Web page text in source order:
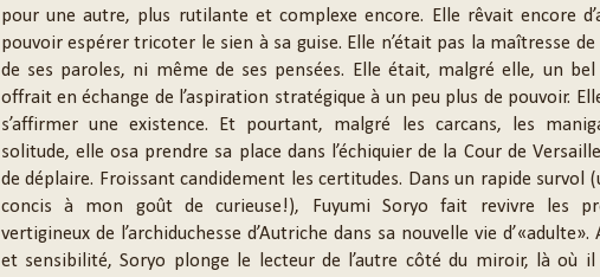
pour une autre, plus rutilante et complexe encore. Elle rêvait encore
pouvoir espérer tricoter le sien à sa guise. Elle n’était pas la maîtresse de
de ses paroles, ni même de ses pensées. Elle était, malgré elle, un bel
offrait en échange de l’aspiration stratégique à un peu plus de pouvoir.
s’affirmer une existence. Et pourtant, malgré les carcans, les
solitude, elle osa prendre sa place dans l’échiquier de la Cour de
de déplaire. Froissant candidement les certitudes. Dans un rapide survol
concis à mon goût de curieuse!), Fuyumi Soryo fait revivre les
vertigineux de l’archiduchesse d’Autriche dans sa nouvelle vie d’«adulte».
et sensibilité, Soryo plonge le lecteur de l’autre côté du miroir, là où